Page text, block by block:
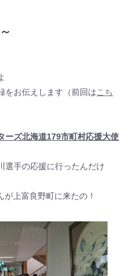
をお伝えします（前回はこち
ズ北海道179市町村応援大使
選手の応援に行ったんだけ
上富良野町に来たの！